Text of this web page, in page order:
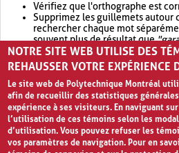
Vérifiez que l'orthographe est
Supprimez les guillemets autour
rechercher chaque mot
souvent plus de résultat que
Envisagez d'élargir votre
retournera souvent plus de
NOTRE SITE WEB UTILISE DES
REHAUSSER VOTRE EXPÉRIENCE
Le site web de Polytechnique Montréal
afin de recueillir des statistiques
expérience à ses visiteurs. En naviguant
l’utilisation de ces témoins selon les
d’utilisation. Vous pouvez refuser les
vos paramètres de navigation. Pour en